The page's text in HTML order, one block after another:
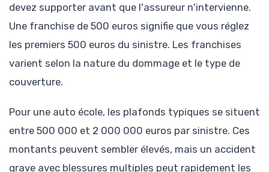
devez supporter avant que l'assureur n'intervienne.
Une franchise de 500 euros signifie que vous réglez
les premiers 500 euros du sinistre. Les franchises
varient selon la nature du dommage et le type de
couverture.
Pour une auto école, les plafonds typiques se situent
entre 500 000 et 2 000 000 euros par sinistre. Ces
montants peuvent sembler élevés, mais un accident
grave avec blessures multiples peut rapidement les